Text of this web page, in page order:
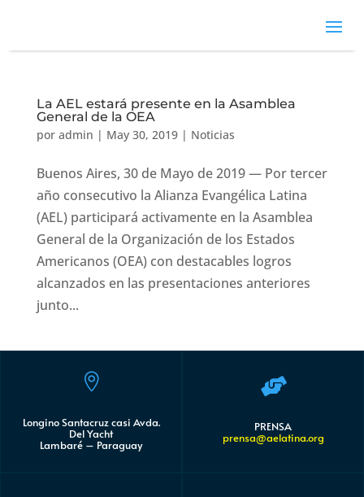
La AEL estará presente en la Asamblea
General de la OEA
por admin | May 30, 2019| Noticias
Buenos Aires, 30 de Mayo de 2019 — Por tercer
año consecutivo la Alianza Evangélica Latina
(AEL) participará activamente en la Asamblea
General de la Organización de los Estados
Americanos (OEA) con destacables logros
alcanzados en las presentaciones anteriores
junto...

Longino Santacruz casi Avda.
Del Yacht
Lambaré – Paraguay

PRENSA
prensa@aelatina.org